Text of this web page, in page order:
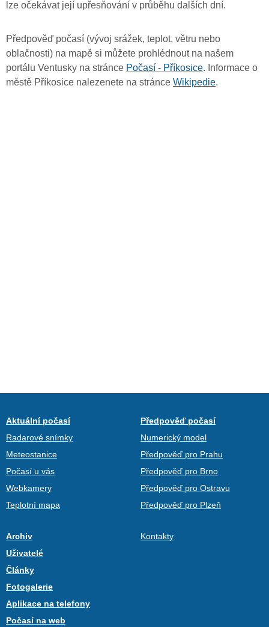
lze očekávat její upřesňování v průběhu dalších dní.
Předpověď počasí (vývoj srážek, teplot, větru nebo
oblačnosti) na mapě si můžete prohlédnout na našem
portálu Ventusky na stránce Počasí - Příkosice. Informace o
městě Příkosice nalezenete na stránce Wikipedie.
Aktuální počasí
Radarové snímky
Meteostanice
Počasí u vás
Webkamery
Teplotní mapa
Předpověď počasí
Numerický model
Předpověď pro Prahu
Předpověď pro Brno
Předpověď pro Ostravu
Předpověď pro Plzeň
Archiv
Uživatelé
Články
Fotogalerie
Aplikace na telefony
Počasí na web
Kontakty